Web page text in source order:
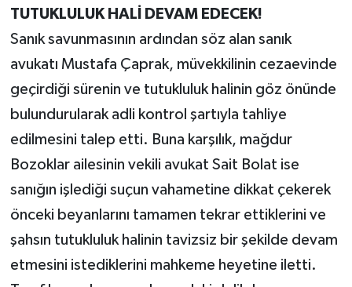
TUTUKLULUK HALİ DEVAM EDECEK!
Sanık savunmasının ardından söz alan sanık
avukatı Mustafa Çaprak, müvekkilinin cezaevinde
geçirdiği sürenin ve tutukluluk halinin göz önünde
bulundurularak adli kontrol şartıyla tahliye
edilmesini talep etti. Buna karşılık, mağdur
Bozoklar ailesinin vekili avukat Sait Bolat ise
sanığın işlediği suçun vahametine dikkat çekerek
önceki beyanlarını tamamen tekrar ettiklerini ve
şahsın tutukluluk halinin tavizsiz bir şekilde devam
etmesini istediklerini mahkeme heyetine iletti.